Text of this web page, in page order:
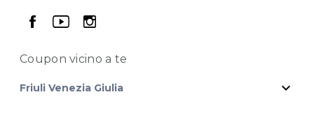
Via della Vittoria, 9 - TOLMEZZO
Tel. 393 3343147
P.IVA 02179760307
seguici su facebook
seguici su youtube
seguici su instagram
Coupon vicinoa te
Friuli Venezia Giulia expand_more